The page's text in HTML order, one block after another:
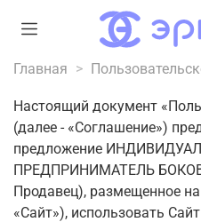
Главная
Настоящий документ
(далее - «Соглашение»)
предложение
ПРЕДПРИНИМАТЕЛЬ
Продавец), размещенное на
«Сайт»), использовать